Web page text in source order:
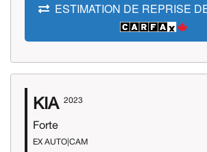
ESTIMATION DE REPRISE
KIA 2023
Forte
EX AUTO|CAM